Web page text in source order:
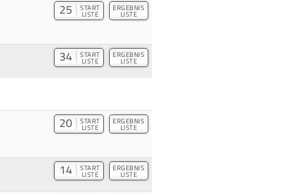
25 START
LISTE
ERGEBNIS
LISTE
34 START
LISTE
ERGEBNIS
LISTE
20 START
LISTE
ERGEBNIS
LISTE
14 START
LISTE
ERGEBNIS
LISTE